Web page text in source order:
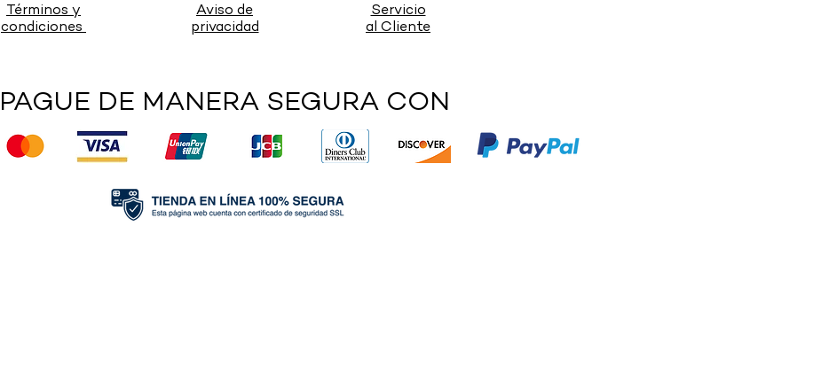
Términos y
condiciones
Aviso de
privacidad
Servicio
al Cliente
PAGUE DE MANERA SEGURA CON